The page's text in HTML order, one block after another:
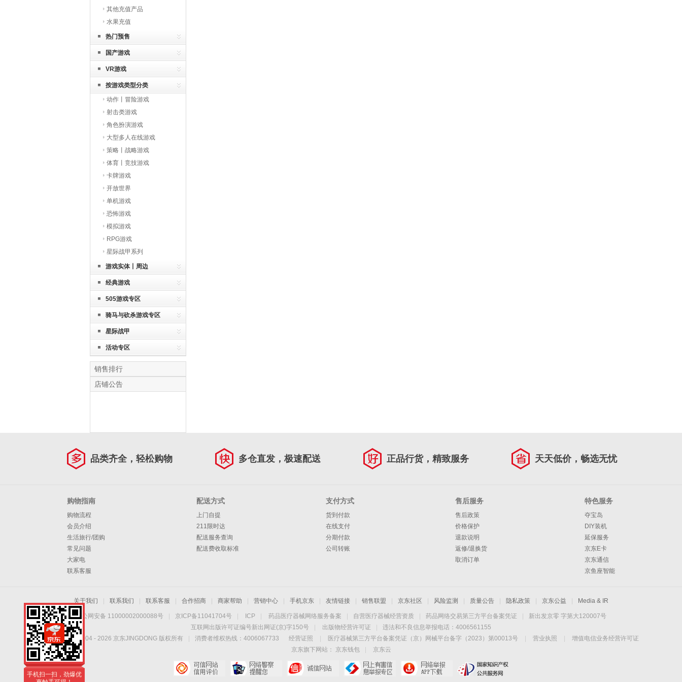
其他充值产品
水果充值
热门预售
国产游戏
VR游戏
按游戏类型分类
动作丨冒险游戏
射击类游戏
角色扮演游戏
大型多人在线游戏
策略丨战略游戏
体育丨竞技游戏
卡牌游戏
开放世界
单机游戏
恐怖游戏
模拟游戏
RPG游戏
星际战甲系列
游戏实体丨周边
经典游戏
505游戏专区
骑马与砍杀游戏专区
星际战甲
活动专区
销售排行
店铺公告
品类齐全，轻松购物 多仓直发，极速配送 正品行货，精致服务 天天低价，畅选无忧
购物指南
购物流程
会员介绍
生活旅行/团购
常见问题
大家电
联系客服
配送方式
上门自提
211限时达
配送服务查询
配送费收取标准
支付方式
货到付款
在线支付
分期付款
公司转账
售后服务
售后政策
价格保护
退款说明
返修/退换货
取消订单
特色服务
夺宝岛
DIY装机
延保服务
京东E卡
京东通信
京鱼座智能
关于我们 联系我们 联系客服 合作招商 商家帮助 营销中心 手机京东 友情链接 销售联盟 京东社区 风险监测 质量公告 隐私政策 京东公益 Media & IR
京公网安备 11000002000088号 京ICP备11041704号 ICP 药品医疗器械网络服务备案 自营医疗器械经营资质 药品网络交易第三方平台备案凭证
新出发京零 字第大120007号
互联网出版许可证编号新出网证(京)字150号
出版物经营许可证
违法和不良信息举报电话：4006561155
Copyright © 2004 - 2026 京东JINGDONG 版权所有 消费者维权热线：4006067733 经营证照 医疗器械第三方平台备案凭证（京）网械平台备字（2023）第00013号 营业执照
增值电信业务经营许可证
京东旗下网站：
京东钱包
京东云
手机扫一扫，劲爆优
惠触手可得！
手机扫一扫，劲爆优